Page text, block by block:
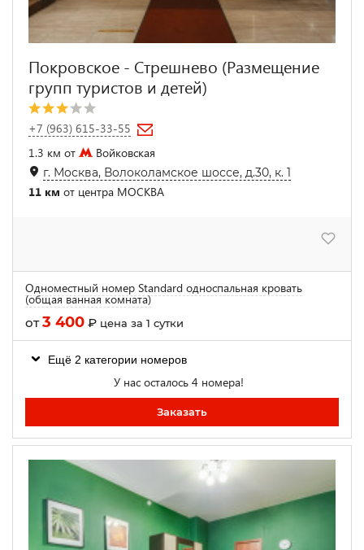
Покровское - Стрешнево (Размещение
групп туристов и детей)
+7 (963) 615-33-55
1.3 км от
Войковская
г. Москва, Волоколамское шоссе, д.30, к. 1
11 км от центра МОСКВА
Одноместный номер Standard односпальная кровать
(общая ванная комната)
от3 400 ₽ цена за 1 сутки
Ещё 2 категории номеров
У нас осталось 4 номера!
Заказать